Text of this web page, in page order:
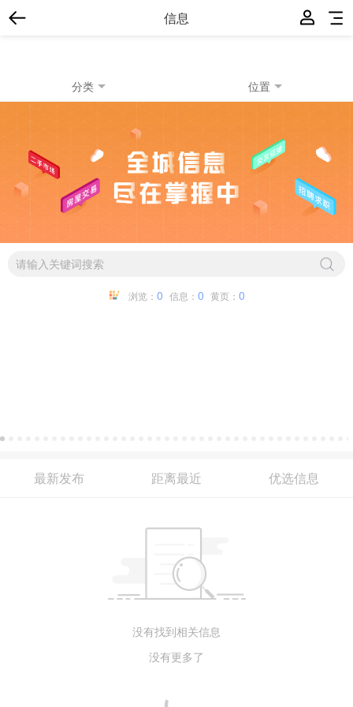
信息
分类 位置
浏览： 0 信息： 0 黄页： 0
最新发布 距离最近 优选信息
没有找到相关信息
没有更多了